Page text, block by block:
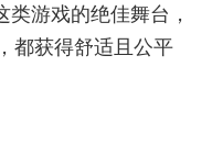
游戏的绝佳舞台，
都获得舒适且公平